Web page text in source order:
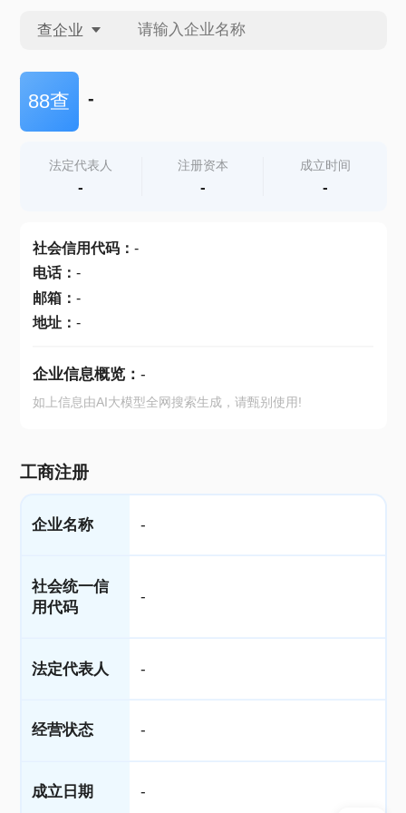
查企业
查企业
查产地
88查 -
法定代表人
-
注册资本
-
成立时间
-
社会信用代码： -
电话： -
邮箱： -
地址： -
企业信息概览： -
如上信息由AI大模型全网搜索生成，请甄别使用!
工商注册
企业名称 -
社会统一信
用代码
-
法定代表人 -
经营状态 -
成立日期 -